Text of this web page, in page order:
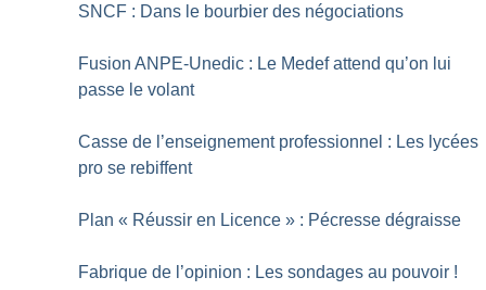
SNCF : Dans le bourbier des négociations
Fusion ANPE-Unedic : Le Medef attend qu’on lui
passe le volant
Casse de l’enseignement professionnel : Les lycées
pro se rebiffent
Plan « Réussir en Licence » : Pécresse dégraisse
Fabrique de l’opinion : Les sondages au pouvoir !